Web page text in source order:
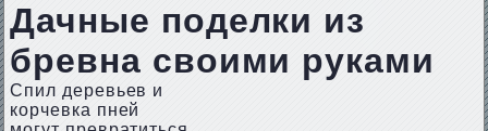
Дачные поделки из
бревна своими руками
Спил деревьев и
корчевка пней